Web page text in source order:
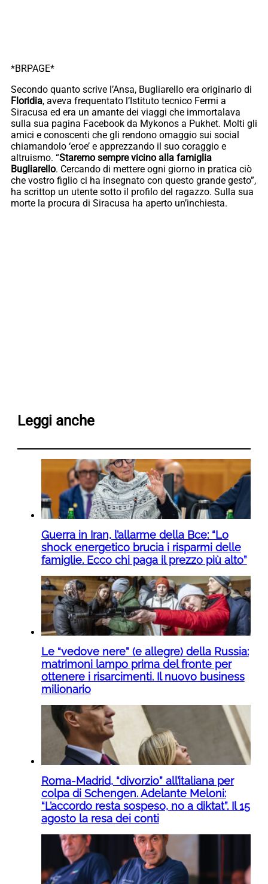
*BRPAGE*
Secondo quanto scrive l’Ansa, Bugliarello era originario di
Floridia, aveva frequentato l’Istituto tecnico Fermi a
Siracusa ed era un amante dei viaggi che immortalava
sulla sua pagina Facebook da Mykonos a Pukhet. Molti gli
amici e conoscenti che gli rendono omaggio sui social
chiamandolo ‘eroe’ e apprezzando il suo coraggio e
altruismo. “Staremo sempre vicino alla famiglia
Bugliarello. Cercando di mettere ogni giorno in pratica ciò
che vostro figlio ci ha insegnato con questo grande gesto”,
ha scrittop un utente sotto il profilo del ragazzo. Sulla sua
morte la procura di Siracusa ha aperto un’inchiesta.
Leggi anche
Guerra in Iran, l’allarme della Bce: “Lo
shock energetico brucia i risparmi delle
famiglie. Ecco chi paga il prezzo più alto”
Le “vedove nere” (e allegre) della Russia:
matrimoni lampo prima del fronte per
ottenere i risarcimenti. Il nuovo business
milionario
Roma-Madrid, “divorzio” all’italiana per
colpa di Schengen. Adelante Meloni:
“L’accordo resta sospeso, no a diktat”. Il 15
agosto la resa dei conti